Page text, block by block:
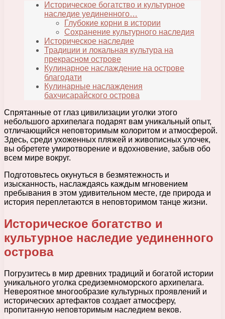
Историческое богатство и культурное
наследие уединенного…
Глубокие корни в истории
Сохранение культурного наследия
Историческое наследие
Традиции и локальная культура на
прекрасном острове
Кулинарное наслаждение на острове
благодати
Кулинарные наслаждения
бахчисарайского острова
Спрятанные от глаз цивилизации уголки этого
небольшого архипелага подарят вам уникальный опыт,
отличающийся неповторимым колоритом и атмосферой.
Здесь, среди ухоженных пляжей и живописных улочек,
вы обретете умиротворение и вдохновение, забыв обо
всем мире вокруг.
Подготовьтесь окунуться в безмятежность и
изысканность, наслаждаясь каждым мгновением
пребывания в этом удивительном месте, где природа и
история переплетаются в неповторимом танце жизни.
Историческое богатство и
культурное наследие уединенного
острова
Погрузитесь в мир древних традиций и богатой истории
уникального уголка средиземноморского архипелага.
Невероятное многообразие культурных проявлений и
исторических артефактов создает атмосферу,
пропитанную неповторимым наследием веков.